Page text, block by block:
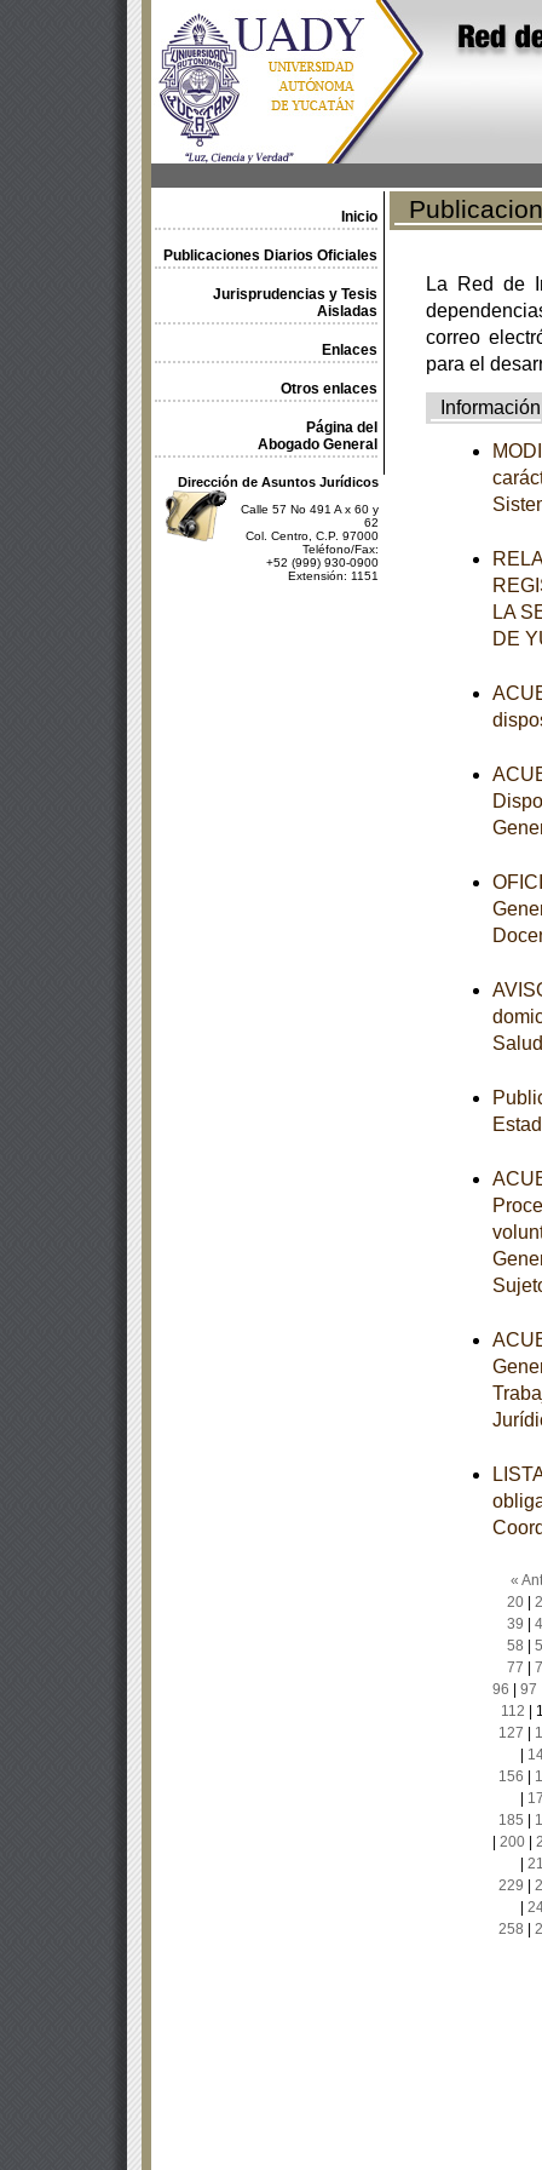
Inicio
Publicaciones Diarios Oficiales
Jurisprudencias y Tesis
Aisladas
Enlaces
Otros enlaces
Página del
Abogado General
Dirección de Asuntos Jurídicos
Calle 57 No 491 A x 60 y
62
Col. Centro, C.P. 97000
Teléfono/Fax:
+52 (999) 930-0900
Extensión: 1151
La Red de
correo
para el
Información
LA
DE
«
20|
39
58
77
96
97
112
127
156
185
200|
229
258